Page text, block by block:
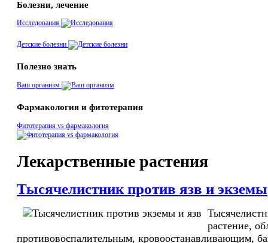
Болезни, лечение
Исследования
Детские болезни
Полезно знать
Ваш организм
Фармакология и фитотерапия
Фитотерапия vs фармакология
Лекарственные растения
Тысячелистник против язв и экземы
растение,
противовоспалительным, кровоостанавливающим,